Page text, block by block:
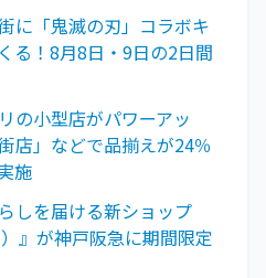
に「鬼滅の刃」コラボキ
る！8月8日・9日の2日間
の小型店がパワーアッ
店」などで品揃えが24％
施
しを届ける新ショップ
）』が神戸阪急に期間限定